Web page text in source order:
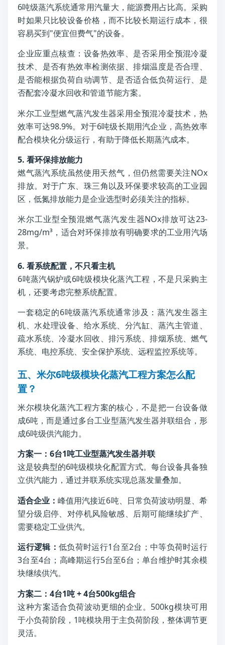
6吨级蒸汽系统通常用汽量大，能源费用占比高。采购
时如果只比较设备价格，而不比较长期运行成本，很
容易买到"便宜但费气"的设备。
企业应重点核查：设备热效率、是否采用全预混冷凝
技术、是否有热效率检测依据、排烟温度是否合理、
是否能根据负荷自动调节、是否适合低负荷运行、是
否配套冷凝水回收和管道节能方案。
米尔工业型燃气蒸汽发生器采用全预混冷凝技术，热
效率可达98.9%。对于6吨级长期用汽企业，高热效率
配合模块化分级运行，有助于降低长期蒸汽成本。
5. 看环保排放能力
燃气蒸汽系统虽然使用天然气，但仍然需要关注NOx
排放。对于广东、珠三角以及环保要求较高的工业园
区，低氮排放能力是企业选型时必须关注的指标。
米尔工业型全预混燃气蒸汽发生器NOx排放可达23-
28mg/m³，适合对环保排放有明确要求的工业用汽场
景。
6. 看系统配置，不只看主机
6吨蒸汽锅炉或6吨级模块化蒸汽工程，不是只采购主
机，还要考虑完整系统配置。
一套稳定的6吨级蒸汽系统通常涉及：蒸汽发生器主
机、水处理设备、给水系统、分汽缸、蒸汽主管道、
疏水系统、冷凝水回收、排污系统、排烟系统、燃气
系统、电控系统、安全保护系统、远程监控系统等。
五、米尔6吨级模块化蒸汽工程方案怎么配
置？
米尔模块化蒸汽工程方案的核心，不是把一台设备做
成6吨，而是通过多台工业型蒸汽发生器并联组合，形
成6吨级供汽能力。
方案一：6台1吨工业型蒸汽发生器并联
这是较典型的6吨级模块化配置方式。每台设备具备独
立供汽能力，通过并联系统实现总蒸发量叠加。
适合企业：峰值用汽接近6吨、日常负荷波动明显、希
望分级启停、对停机风险敏感、后期可能继续扩产、
需要稳定工业供汽。
运行逻辑： 低负荷时运行1台至2台；中等负荷时运行
3台至4台；高峰期运行5台至6台；单台维护时其余模
块继续供汽。
方案二：4台1吨 + 4台500kg组合
这种方案适合负荷波动更细的企业。500kg模块可用
于小负荷阶段，1吨模块用于主负荷阶段，整体调节更
灵活。